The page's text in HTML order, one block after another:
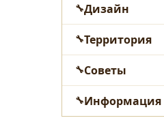
Дизайн
Территория
Советы
Информация